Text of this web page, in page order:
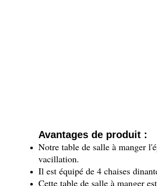
Avantages de produit :
Notre table de salle à manger
vacillation.
Il est équipé de 4 chaises
Cette table de salle à manger